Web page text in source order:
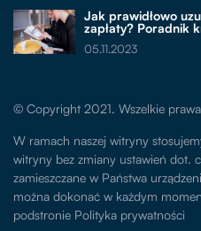
Jak prawidłowo
zapłaty? Poradnik
05.11.2023
© Copyright 2021. Wszelkie
W ramach naszej witryny
witryny bez zmiany ustawień dot.
zamieszczane w Państwa
można dokonać w każdym
podstronie Polityka prywatności